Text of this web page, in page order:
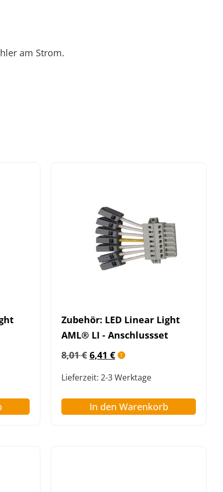
am Strom.
Zubehör: LED Linear Light
AML® LI - Anschlussset
8,01€ 6,41 €
Lieferzeit: 2-3 Werktage
In den Warenkorb